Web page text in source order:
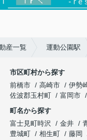
産一覧 運動公園駅
市区町村から探す
前橋市
高崎市 伊勢
佐波郡玉村町
富岡市
町名から探す
富士見町時沢
金井
豊城町
相生町 藤岡